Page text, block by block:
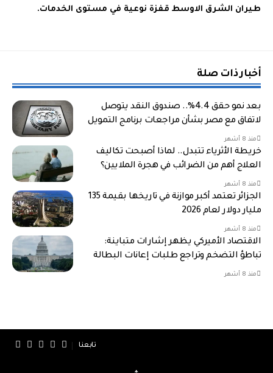
طيران الشرق الاوسط قفزة نوعية في مستوى الخدمات.
أخبار ذات صلة
بعد نمو حقق 4.4%.. صندوق النقد يتوصل
لاتفاق مع مصر بشأن مراجعات برنامج التمويل
منذ 8 أشهر
خريطة الأثرياء تتبدل.. لماذا أصبحت تكاليف
العلاج أهم من الضرائب في هجرة الملايين؟
منذ 8 أشهر
الجزائر تعتمد أكبر موازنة في تاريخها بقيمة 135
مليار دولار لعام 2026
منذ 8 أشهر
الاقتصاد الأميركي يظهر إشارات متباينة:
تباطؤ التضخم وتراجع طلبات إعانات البطالة
منذ 8 أشهر
تابعنا